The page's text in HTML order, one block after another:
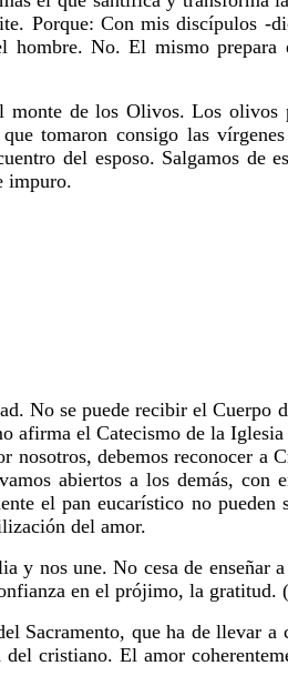
Porque: Con mis discípulos -
No. El mismo prepara
monte de los Olivos. Los
tomaron consigo las
del esposo. Salgamos de
impuro.
No se puede recibir el Cuerpo
afirma el Catecismo de la
debemos reconocer a
abiertos a los demás, con
el pan eucarístico no pueden
del amor.
nos une. No cesa de enseñar
en el prójimo, la gratitud.
Sacramento, que ha de llevar
cristiano. El amor